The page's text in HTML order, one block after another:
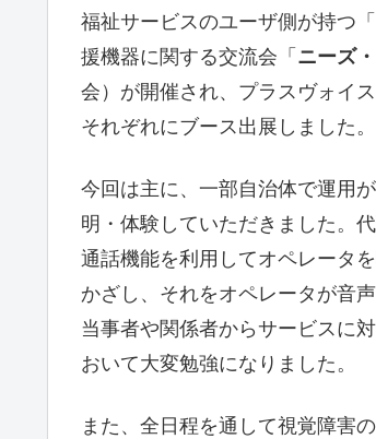
福祉サービスのユーザ側が持つ
援機器に関する交流会「 ニーズ
会）が開催され、プラスヴォイ
それぞれにブース出展しました。
今回は主に、一部自治体で運用
明・体験していただきました。
通話機能を利用してオペレータ
かざし、それをオペレータが音
当事者や関係者からサービスに
おいて大変勉強になりました。
また、全日程を通して視覚障害の